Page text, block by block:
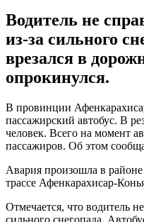
Водитель не
из-за сильного
врезался в
опрокинулся.
В провинции
пассажирский автобус. В
человек. Всего на момент
пассажиров. Об этом
Авария произошла в
трассе Афенкарахисар-
Отмечается, что водитель
сильного снегопада.